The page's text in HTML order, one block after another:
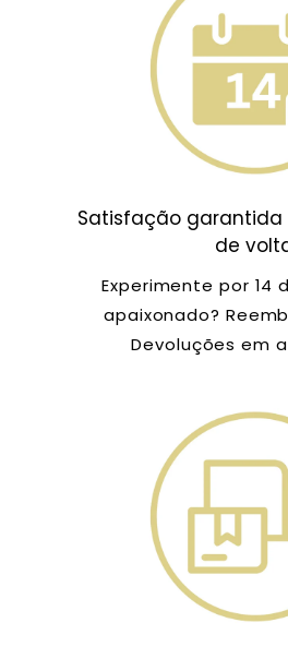
Satisfação garantida
de
Experimente por 14
apaixonado?
Devoluções em